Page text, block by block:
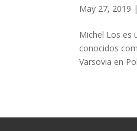
May 27, 2019
Michel Los es
conocidos
Varsovia en